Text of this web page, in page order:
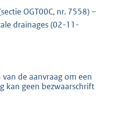
OGT00C, nr. 7558) –
drainages (02-11-
de aanvraag om een
kan geen bezwaarschrift